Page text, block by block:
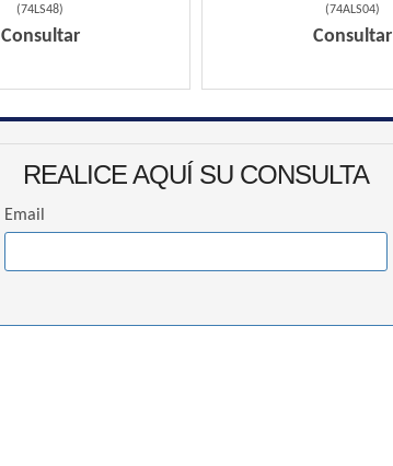
(74LS48)
Consultar
(74ALS04)
Consultar
REALICE AQUÍ SU CONSULTA
Email